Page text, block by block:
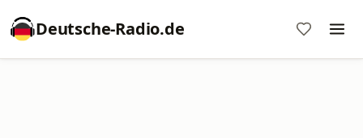
Deutsche-Radio.de